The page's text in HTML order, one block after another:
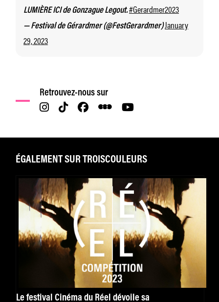
LUMIÈRE ICI de Gonzague Legout.#Gerardmer2023
— Festival de Gérardmer (@FestGerardmer)January
29, 2023
Retrouvez-nous sur
ÉGALEMENT SUR TROISCOULEURS
Le festival Cinéma du Réel dévoile sa